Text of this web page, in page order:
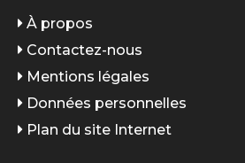
À propos
Contactez-nous
Mentions légales
Données personnelles
Plan du site Internet